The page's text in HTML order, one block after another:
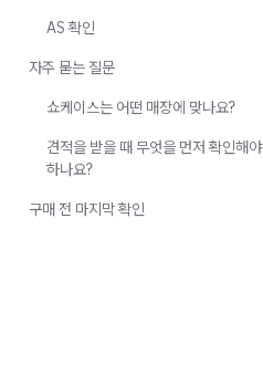
AS 확인
자주 묻는 질문
쇼케이스는 어떤 매장에 맞나요?
견적을 받을 때 무엇을 먼저 확인해야
하나요?
구매 전 마지막 확인